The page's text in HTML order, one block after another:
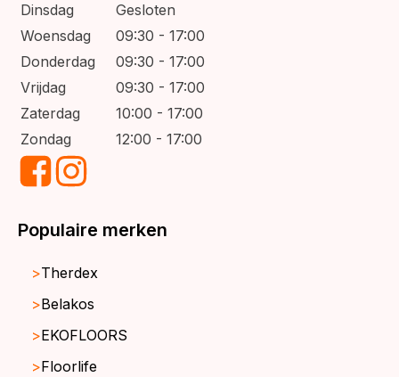
Dinsdag
Gesloten
Woensdag
09:30 - 17:00
Donderdag
09:30 - 17:00
Vrijdag
09:30 - 17:00
Zaterdag
10:00 - 17:00
Zondag
12:00 - 17:00
Populaire merken
Therdex
Belakos
EKOFLOORS
Floorlife